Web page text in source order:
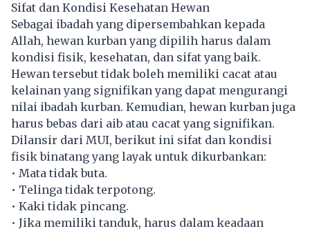
Sifat dan Kondisi Kesehatan Hewan
Sebagai ibadah yang dipersembahkan kepada
Allah, hewan kurban yang dipilih harus dalam
kondisi fisik, kesehatan, dan sifat yang baik.
Hewan tersebut tidak boleh memiliki cacat atau
kelainan yang signifikan yang dapat mengurangi
nilai ibadah kurban. Kemudian, hewan kurban juga
harus bebas dari aib atau cacat yang signifikan.
Dilansir dari MUI, berikut ini sifat dan kondisi
fisik binatang yang layak untuk dikurbankan:
• Mata tidak buta.
• Telinga tidak terpotong.
• Kaki tidak pincang.
• Jika memiliki tanduk, harus dalam keadaan